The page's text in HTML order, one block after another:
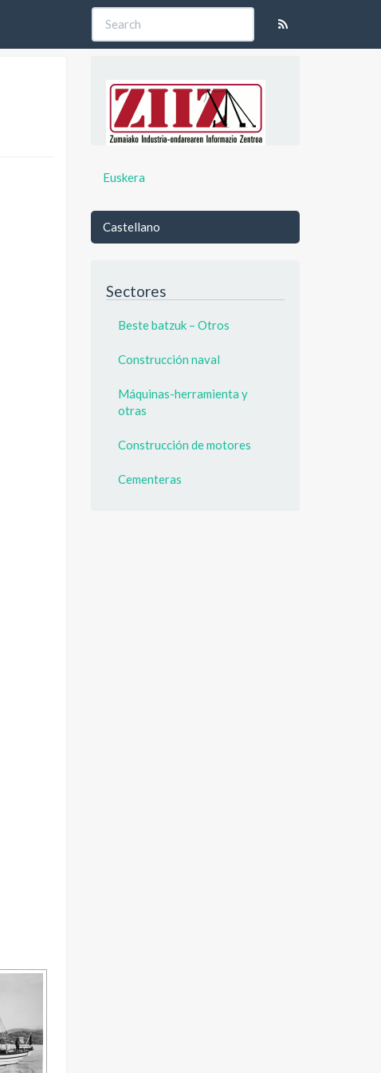
Euskera
Castellano
Sectores
Beste batzuk – Otros
Construcción naval
Máquinas-herramienta y
otras
Construcción de motores
Cementeras